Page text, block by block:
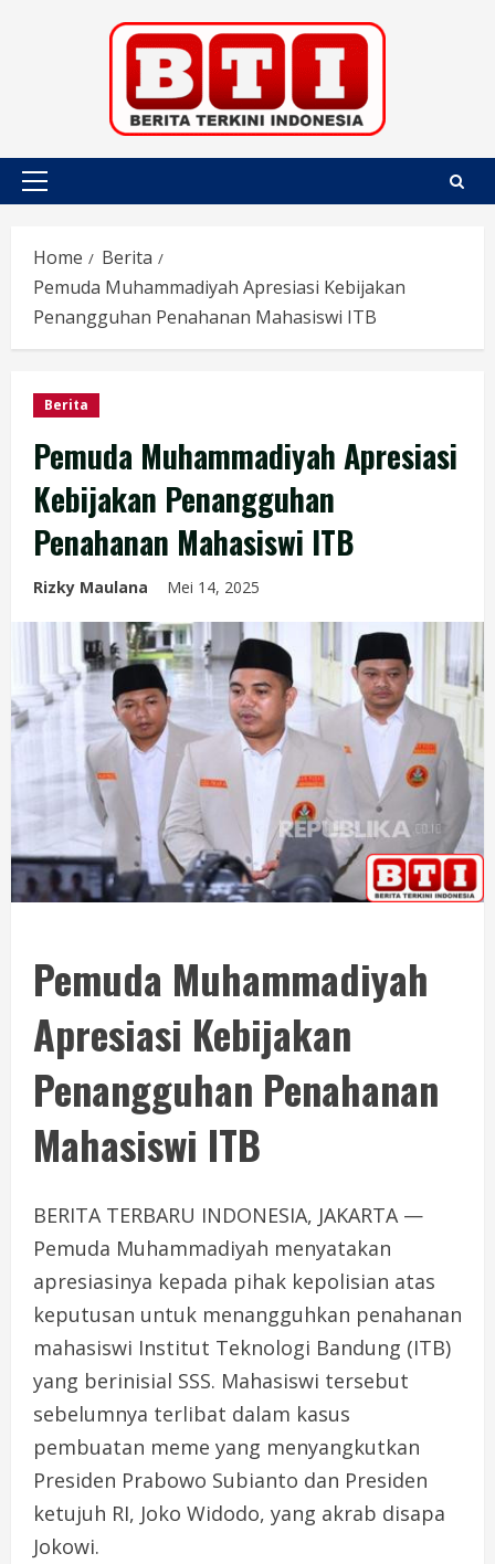
Primary
Home
Berita
Pemuda Muhammadiyah Apresiasi Kebijakan
Penangguhan Penahanan Mahasiswi ITB
Berita
Pemuda Muhammadiyah Apresiasi
Kebijakan Penangguhan
Penahanan Mahasiswi ITB
Rizky Maulana Mei 14, 2025
Pemuda Muhammadiyah
Apresiasi Kebijakan
Penangguhan Penahanan
Mahasiswi ITB
BERITA TERBARU INDONESIA, JAKARTA —
Pemuda Muhammadiyah menyatakan
apresiasinya kepada pihak kepolisian atas
keputusan untuk menangguhkan penahanan
mahasiswi Institut Teknologi Bandung (ITB)
yang berinisial SSS. Mahasiswi tersebut
sebelumnya terlibat dalam kasus
pembuatan meme yang menyangkutkan
Presiden Prabowo Subianto dan Presiden
ketujuh RI, Joko Widodo, yang akrab disapa
Jokowi.